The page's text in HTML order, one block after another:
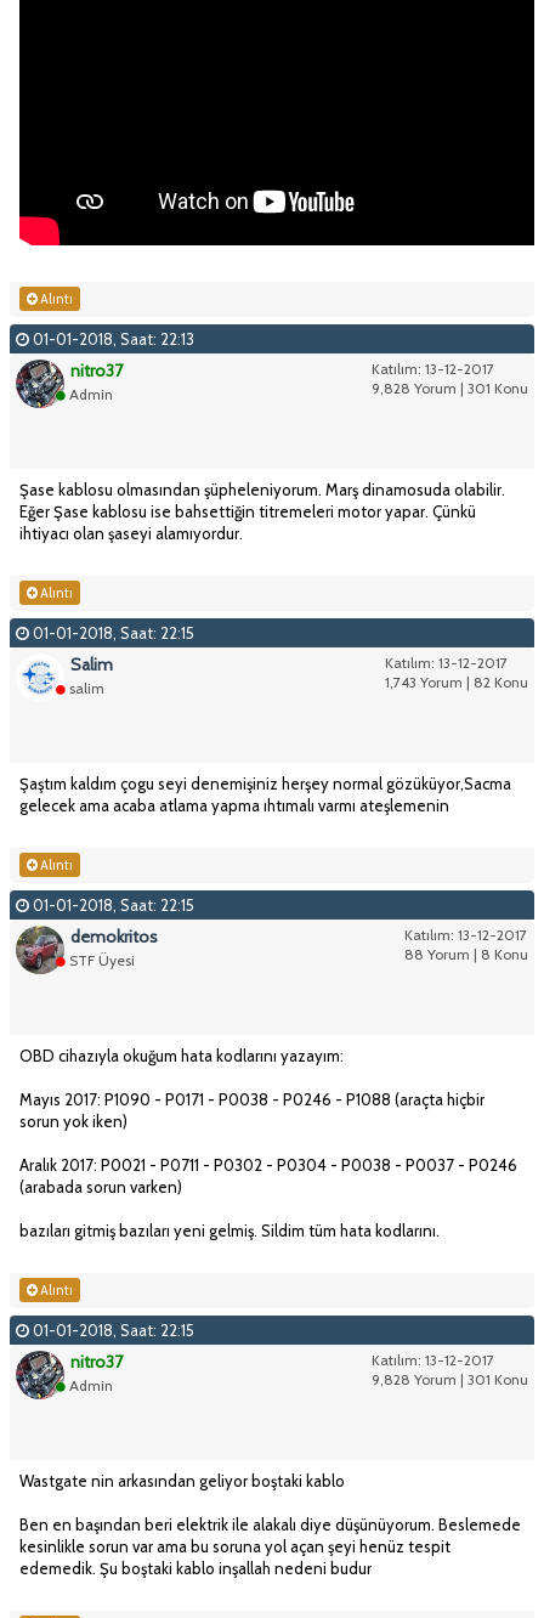
Alıntı
01-01-2018, Saat: 22:13
Katılım: 13-12-2017
9,828 Yorum | 301 Konu
nitro37
Admin
Şase kablosu olmasından şüpheleniyorum. Marş dinamosuda olabilir.
Eğer Şase kablosu ise bahsettiğin titremeleri motor yapar. Çünkü
ihtiyacı olan şaseyi alamıyordur.
Alıntı
01-01-2018, Saat: 22:15
Katılım: 13-12-2017
1,743 Yorum | 82 Konu
Salim
salim
Şaştım kaldım çogu seyi denemişiniz herşey normal gözüküyor,Sacma
gelecek ama acaba atlama yapma ıhtımalı varmı ateşlemenin
Alıntı
01-01-2018, Saat: 22:15
Katılım: 13-12-2017
88 Yorum | 8 Konu
demokritos
STF Üyesi
OBD cihazıyla okuğum hata kodlarını yazayım:
Mayıs 2017: P1090 - P0171 - P0038 - P0246 - P1088 (araçta hiçbir
sorun yok iken)
Aralık 2017: P0021 - P0711 - P0302 - P0304 - P0038 - P0037 - P0246
(arabada sorun varken)
bazıları gitmiş bazıları yeni gelmiş. Sildim tüm hata kodlarını.
Alıntı
01-01-2018, Saat: 22:15
Katılım: 13-12-2017
9,828 Yorum | 301 Konu
nitro37
Admin
Wastgate nin arkasından geliyor boştaki kablo
Ben en başından beri elektrik ile alakalı diye düşünüyorum. Beslemede
kesinlikle sorun var ama bu soruna yol açan şeyi henüz tespit
edemedik. Şu boştaki kablo inşallah nedeni budur